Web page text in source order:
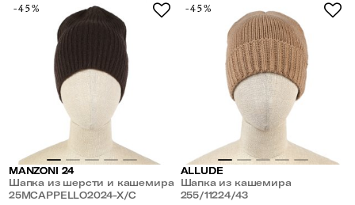
-45%
MANZONI 24
Шапка из шерсти и кашемира
25MCAPPELLO2024-X/C
-45%
ALLUDE
Шапка из кашемира
255/11224/43